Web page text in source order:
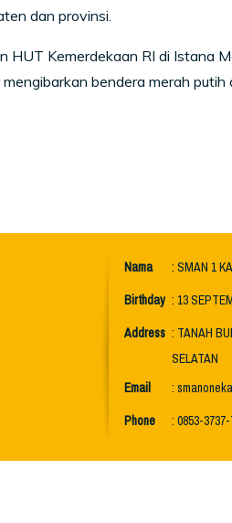
dan provinsi.
HUT Kemerdekaan RI di Istana
bendera merah putih
Nama
: SMAN 1
Birthday : 13
Address : TANAH
SELATAN
Email
:
Phone
: 0853-